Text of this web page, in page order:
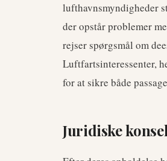
lufthavnsmyndigheder
der opstår problemer
rejser spørgsmål om
Luftfartsinteressenter,
for at sikre både
Juridiske